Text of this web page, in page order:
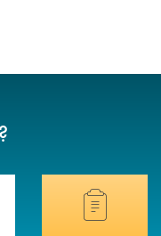
?
immediata?
Hai bisogno di